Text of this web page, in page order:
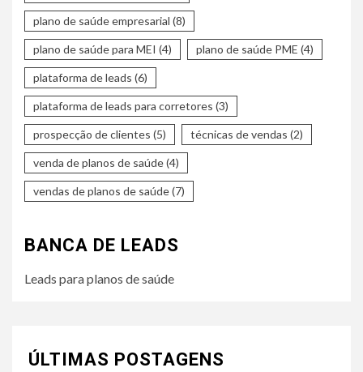
plano de saúde empresarial (8)
plano de saúde para MEI (4) plano de saúde PME (4)
plataforma de leads (6)
plataforma de leads para corretores (3)
prospecção de clientes (5) técnicas de vendas (2)
venda de planos de saúde(4)
vendas de planos de saúde(7)
BANCA DE LEADS
Leads para planos de saúde
ÚLTIMAS POSTAGENS